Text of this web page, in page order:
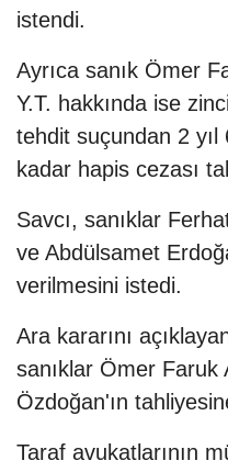
istendi.
Ayrıca sanık Ömer
Y.T. hakkında ise
tehdit suçundan 2 yıl
kadar hapis cezası
Savcı, sanıklar
ve Abdülsamet
verilmesini istedi.
Ara kararını
sanıklar Ömer Faruk
Özdoğan'ın
Taraf avukatlarının